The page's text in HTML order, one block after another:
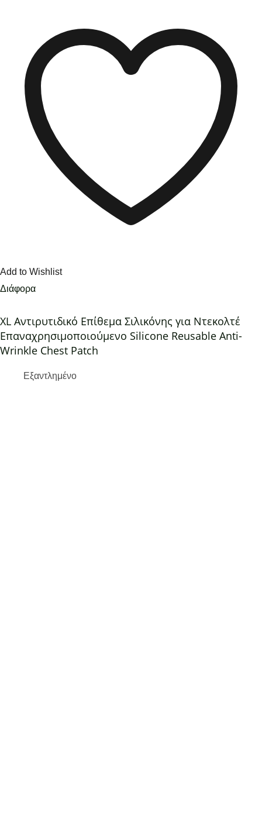
Add to Wishlist
Διάφορα
XL Αντιρυτιδικό Επίθεμα Σιλικόνης για Ντεκολτέ
Επαναχρησιμοποιούμενο Silicone Reusable Anti-
Wrinkle Chest Patch
Εξαντλημένο